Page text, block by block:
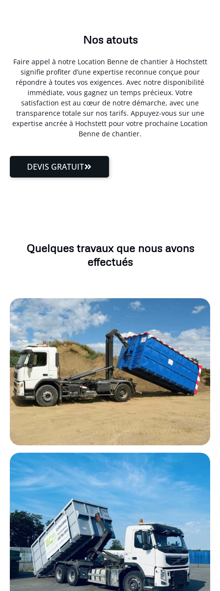
Nos atouts
Faire appel à notre Location Benne de chantier à Hochstett
signifie profiter d’une expertise reconnue conçue pour
répondre à toutes vos exigences. Avec notre disponibilité
immédiate, vous gagnez un temps précieux. Votre
satisfaction est au cœur de notre démarche, avec une
transparence totale sur nos tarifs. Appuyez-vous sur une
expertise ancrée à Hochstett pour votre prochaine Location
Benne de chantier.
DEVIS GRATUIT
Quelques travaux que nous avons
effectués